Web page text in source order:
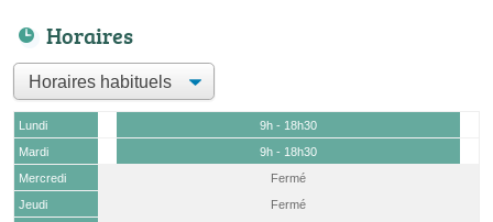
Horaires
Lundi
9h - 18h30
Mardi
9h - 18h30
Mercredi
Fermé
Jeudi
Fermé